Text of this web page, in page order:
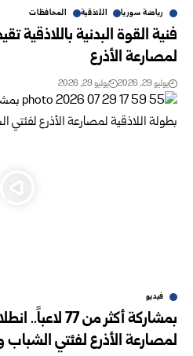
رياضة سوريا اللاذقية المحافظات
فنية القوة البدنية باللاذقية
لمصارعة الأذرع
يوليو 29, 2026 يوليو 29, 2026
فيديو
بمشاركة أكثر من
لمصارعة الأذرع لفئتي الشباب